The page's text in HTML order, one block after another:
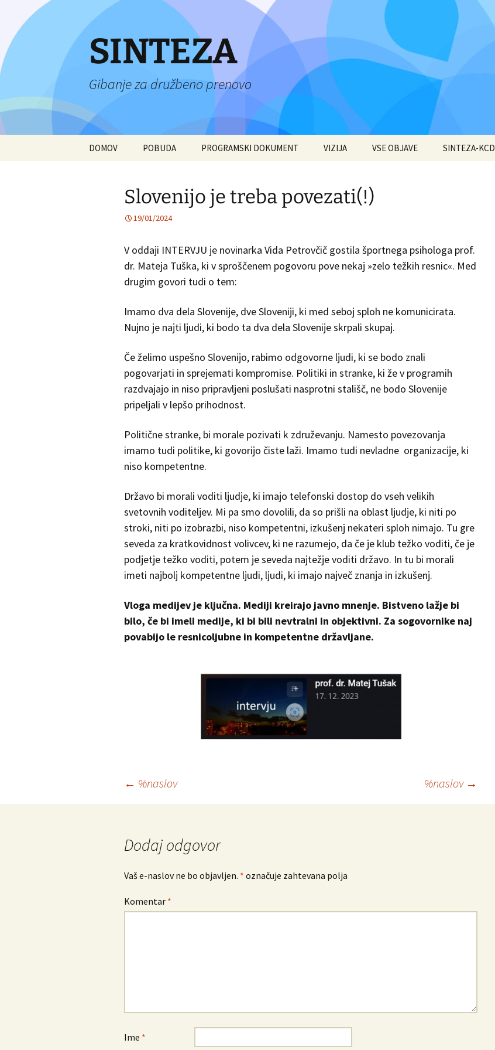
vsebino
SINTEZA
Gibanje za družbeno prenovo
DOMOV POBUDA PROGRAMSKI DOKUMENT VIZIJA VSE OBJAVE SINTEZA-KCD
Slovenijo je treba povezati(!)
19/01/2024
V oddaji INTERVJU je novinarka Vida Petrovčič gostila športnega psihologa prof.
dr. Mateja Tuška, ki v sproščenem pogovoru pove nekaj »zelo težkih resnic«. Med
drugim govori tudi o tem:
Imamo dva dela Slovenije, dve Sloveniji, ki med seboj sploh ne komunicirata.
Nujno je najti ljudi, ki bodo ta dva dela Slovenije skrpali skupaj.
Če želimo uspešno Slovenijo, rabimo odgovorne ljudi, ki se bodo znali
pogovarjati in sprejemati kompromise. Politiki in stranke, ki že v programih
razdvajajo in niso pripravljeni poslušati nasprotni stališč, ne bodo Slovenije
pripeljali v lepšo prihodnost.
Politične stranke, bi morale pozivati k združevanju. Namesto povezovanja
imamo tudi politike, ki govorijo čiste laži. Imamo tudi nevladne organizacije, ki
niso kompetentne.
Državo bi morali voditi ljudje, ki imajo telefonski dostop do vseh velikih
svetovnih voditeljev. Mi pa smo dovolili, da so prišli na oblast ljudje, ki niti po
stroki, niti po izobrazbi, niso kompetentni, izkušenj nekateri sploh nimajo. Tu gre
seveda za kratkovidnost volivcev, ki ne razumejo, da če je klub težko voditi, če je
podjetje težko voditi, potem je seveda najtežje voditi državo. In tu bi morali
imeti najbolj kompetentne ljudi, ljudi, ki imajo največ znanja in izkušenj.
Vloga medijev je ključna. Mediji kreirajo javno mnenje. Bistveno lažje bi
bilo, če bi imeli medije, ki bi bili nevtralni in objektivni. Za sogovornike naj
povabijo le resnicoljubne in kompetentne državljane.
po
← %naslov %naslov →
Dodaj odgovor
Vaš e-naslov ne bo objavljen. * označuje zahtevana polja
Komentar *
Ime *